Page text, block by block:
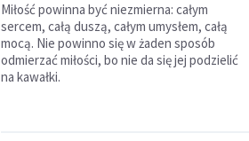
Miłość powinna być niezmierna: całym
sercem, całą duszą, całym umysłem, całą
mocą. Nie powinno się w żaden sposób
odmierzać miłości, bo nie da się jej podzielić
na kawałki.